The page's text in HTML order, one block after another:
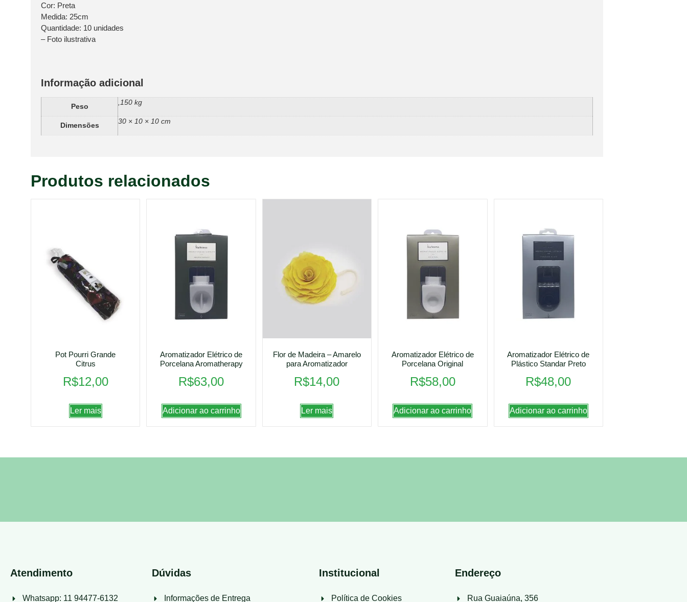
Cor: Preta
Medida: 25cm
Quantidade: 10 unidades
– Foto ilustrativa
Informação adicional
Peso
,150 kg
Dimensões
30 × 10 × 10 cm
Produtos relacionados
Pot Pourri Grande
Citrus
R$12,00
Ler mais
Aromatizador Elétrico de
Porcelana Aromatherapy
R$63,00
Adicionar ao carrinho
Flor de Madeira – Amarelo
para Aromatizador
R$14,00
Ler mais
Aromatizador Elétrico de
Porcelana Original
R$58,00
Adicionar ao carrinho
Aromatizador Elétrico de
Plástico Standar Preto
R$48,00
Adicionar ao carrinho
Atendimento
Whatsapp: 11 94477-6132
Dúvidas
Informações de Entrega
Institucional
Política de Cookies
Endereço
Rua Guaiaúna, 356